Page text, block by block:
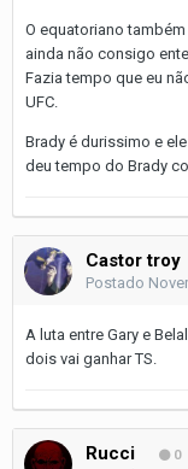
O equatoriano
ainda não consigo
Fazia tempo que eu
UFC.
Brady é durissimo e
deu tempo do Brady
Castor troy
Postado
A luta entre Gary e
dois vai ganhar TS.
Rucci 0